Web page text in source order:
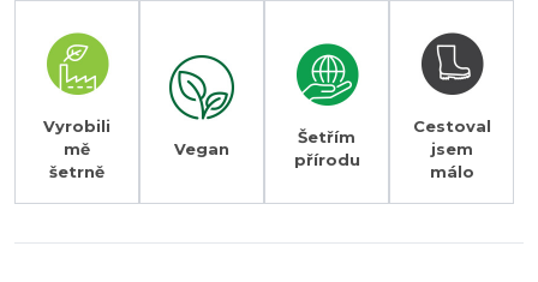
Vyrobili
mě
šetrně
Vegan
Šetřím
přírodu
Cestoval
jsem
málo